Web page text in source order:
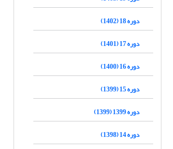
دوره 18 (1402)
دوره 17 (1401)
دوره 16 (1400)
دوره 15 (1399)
دوره 1399 (1399)
دوره 14 (1398)